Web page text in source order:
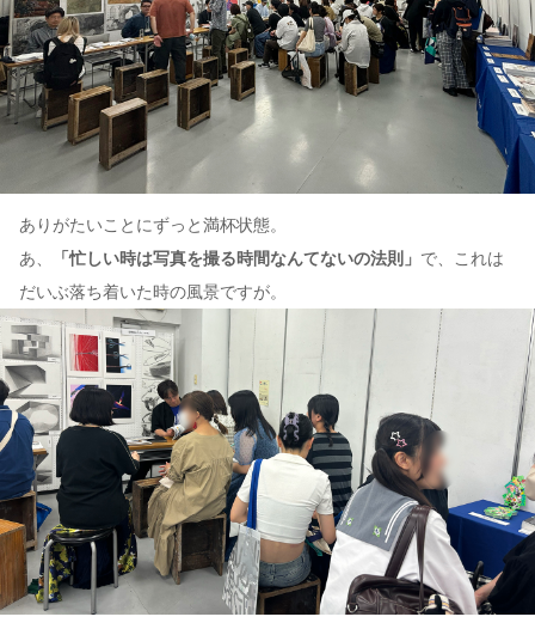
ありがたいことにずっと満杯状態。
あ、
「忙しい時は写真を撮る時間なんてないの法則」 で、これは
だいぶ落ち着いた時の風景ですが。